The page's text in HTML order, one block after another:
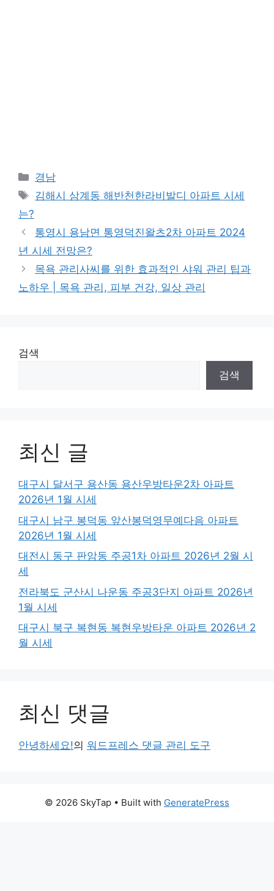
Categories
경남
Tags
김해시 삼계동 해반천한라비발디 아파트 시세
는?
통영시 용남면 통영덕진왈츠2차 아파트 2024
년 시세 전망은?
목욕 관리사씨를 위한 효과적인 샤워 관리 팁과
노하우 | 목욕 관리, 피부 건강, 일상 관리
검색
검색
최신 글
대구시 달서구 용산동 용산우방타운2차 아파트
2026년 1월 시세
대구시 남구 봉덕동 앞산봉덕영무예다음 아파트
2026년 1월 시세
대전시 동구 판암동 주공1차 아파트 2026년 2월 시
세
전라북도 군산시 나운동 주공3단지 아파트 2026년
1월 시세
대구시 북구 복현동 복현우방타운 아파트 2026년 2
월 시세
최신 댓글
안녕하세요!의 워드프레스 댓글 관리 도구
© 2026 SkyTap • Built with GeneratePress